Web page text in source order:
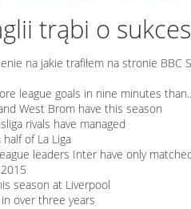
trąbi o
na jakie trafiłem na stronie BBC
league goals in nine minutes
West Brom have this season
rivals have managed
of La Liga
leaders Inter have only
season at Liverpool
over three years